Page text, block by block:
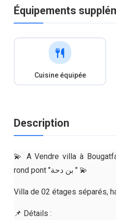
Équipements
Cuisine équipée
Description
💫 A Vendre villa à
rond pont "بن دحة " 💫
Villa de 02 étages séparés,
📌 Détails :